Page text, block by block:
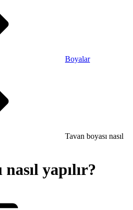
Boyalar
Tavan boyası nasıl
yapılır?